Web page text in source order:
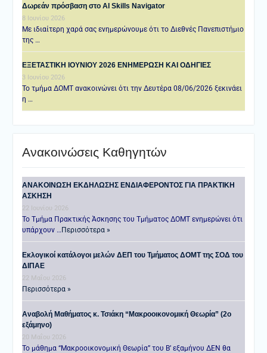
Δωρεάν πρόσβαση στο AI Skills Navigator
8 Ιουνίου 2026
Με ιδιαίτερη χαρά σας ενημερώνουμε ότι το Διεθνές Πανεπιστήμιο
της …
ΕΞΕΤΑΣΤΙΚΗ IOYNIOY 2026 ΕΝΗΜΕΡΩΣΗ ΚΑΙ ΟΔΗΓΙΕΣ
3 Ιουνίου 2026
Το τμήμα ΔΟΜΤ ανακοινώνει ότι την Δευτέρα 08/06/2026 ξεκινάει
η …
Ανακοινώσεις Καθηγητών
ANAKOINΩΣΗ ΕΚΔΗΛΩΣΗΣ ΕΝΔΙΑΦΕΡΟΝΤΟΣ ΓΙΑ ΠΡΑΚΤΙΚΗ
ΑΣΚΗΣΗ
22 Ιουνίου 2026
Το Τμήμα Πρακτικής Άσκησης του Τμήματος ΔΟΜΤ ενημερώνει ότι
υπάρχουν …Περισσότερα »
Εκλογικοί κατάλογοι μελών ΔΕΠ του Τμήματος ΔΟΜΤ της ΣΟΔ του
ΔΙΠΑΕ
22 Μαΐου 2026
Περισσότερα »
Αναβολή Μαθήματος κ. Τσιάκη “Μακροοικονομική Θεωρία” (2ο
εξάμηνο)
20 Μαΐου 2026
Το μάθημα “Μακροοικονομική Θεωρία” του Β’ εξαμήνου ΔΕΝ θα